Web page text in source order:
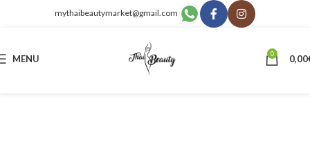
mythaibeautymarket@gmail.com
MENU 0 0,00